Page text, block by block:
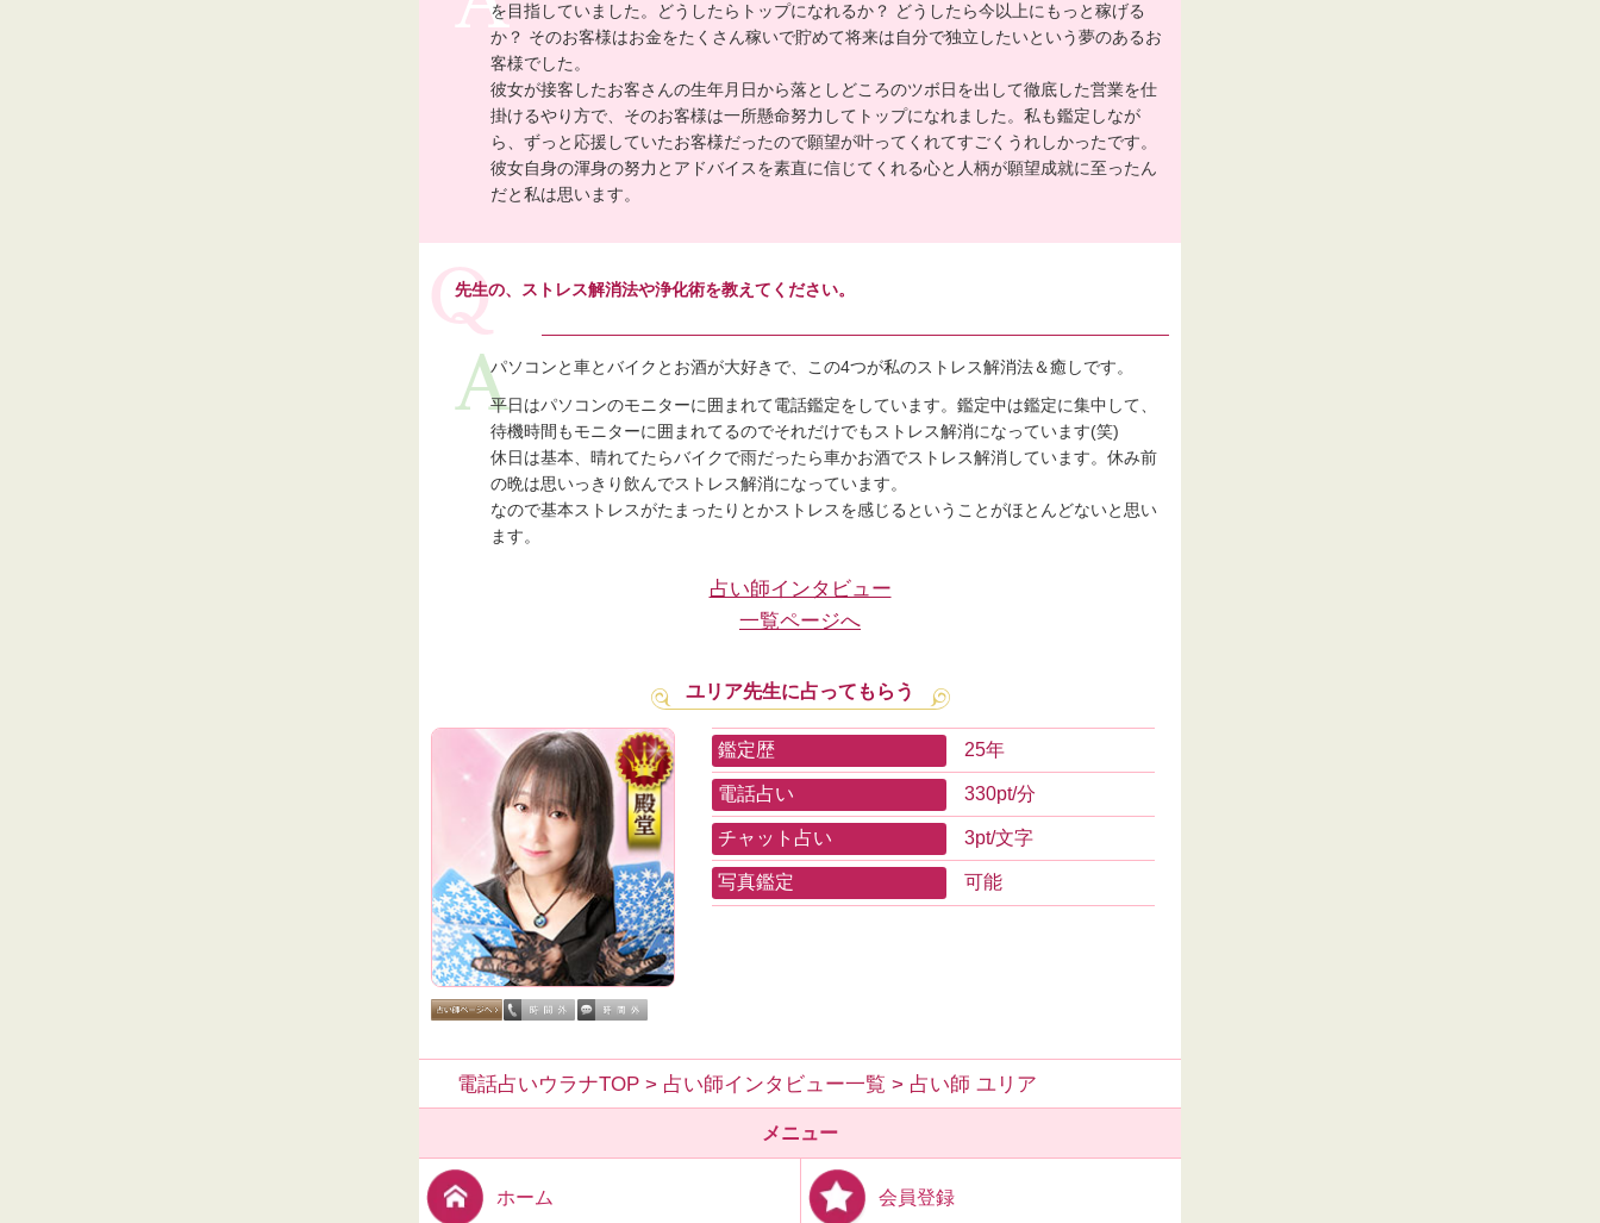
を目指していました。どうしたらトップになれるか？ どうしたら今以上にもっと稼げる
か？ そのお客様はお金をたくさん稼いで貯めて将来は自分で独立したいという夢のあるお
客様でした。
彼女が接客したお客さんの生年月日から落としどころのツボ日を出して徹底した営業を仕
掛けるやり方で、そのお客様は一所懸命努力してトップになれました。私も鑑定しなが
ら、ずっと応援していたお客様だったので願望が叶ってくれてすごくうれしかったです。
彼女自身の渾身の努力とアドバイスを素直に信じてくれる心と人柄が願望成就に至ったん
だと私は思います。
先生の、ストレス解消法や浄化術を教えてください。
パソコンと車とバイクとお酒が大好きで、この4つが私のストレス解消法＆癒しです。
平日はパソコンのモニターに囲まれて電話鑑定をしています。鑑定中は鑑定に集中して、
待機時間もモニターに囲まれてるのでそれだけでもストレス解消になっています(笑)
休日は基本、晴れてたらバイクで雨だったら車かお酒でストレス解消しています。休み前
の晩は思いっきり飲んでストレス解消になっています。
なので基本ストレスがたまったりとかストレスを感じるということがほとんどないと思い
ます。
占い師インタビュー
一覧ページへ
ユリア先生に占ってもらう
鑑定歴 25年
電話占い 330pt/分
チャット占い 3pt/文字
写真鑑定 可能
電話占いウラナTOP > 占い師インタビュー一覧 > 占い師 ユリア
メニュー
ホーム 会員登録